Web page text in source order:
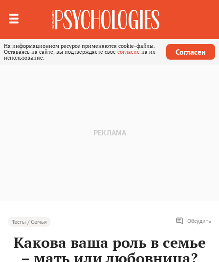
На информационном ресурсе применяются cookie-файлы.
Оставаясь на сайте, вы подтверждаете свое согласие на их
использование.
Согласен
Тесты / Семья Обсудить
Какова ваша роль в семье